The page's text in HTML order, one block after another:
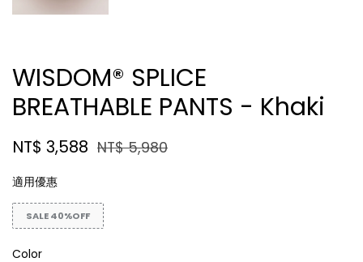
WISDOM® SPLICE
BREATHABLE PANTS - Khaki
NT$ 3,588 NT$ 5,980
適用優惠
SALE 40%OFF
Color